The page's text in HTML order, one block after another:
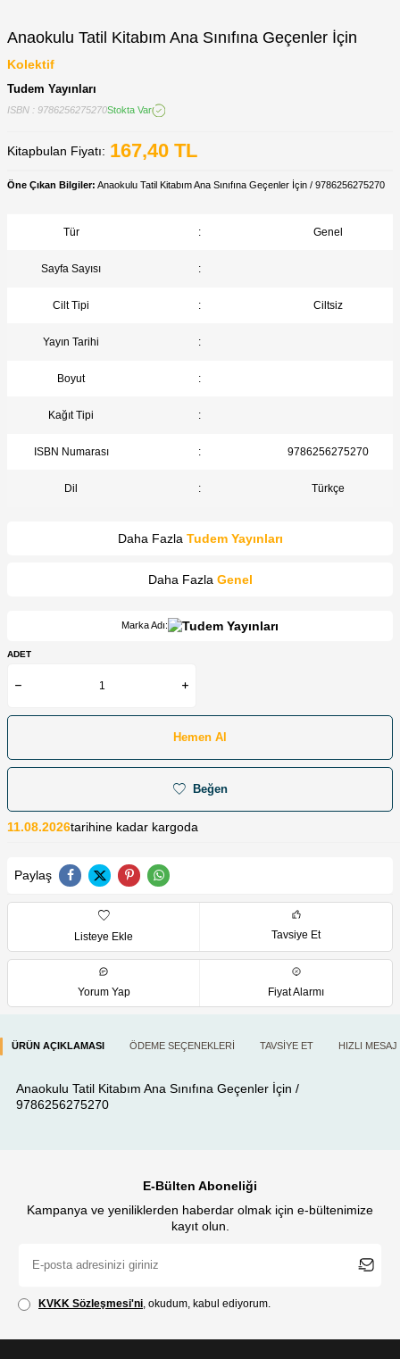
Anaokulu Tatil Kitabım Ana Sınıfına Geçenler İçin
Kolektif
Tudem Yayınları
ISBN : 9786256275270Stokta Var
Kitapbulan Fiyatı: 167,40 TL
Öne Çıkan Bilgiler: Anaokulu Tatil Kitabım Ana Sınıfına Geçenler İçin / 9786256275270
Tür : Genel
Sayfa Sayısı :
Cilt Tipi : Ciltsiz
Yayın Tarihi :
Boyut :
Kağıt Tipi :
ISBN Numarası : 9786256275270
Dil : Türkçe
Daha Fazla Tudem Yayınları
Daha Fazla Genel
Marka Adı:
ADET
Hemen Al
Beğen
11.08.2026tarihine kadar kargoda
Paylaş
Listeye Ekle Tavsiye Et
Yorum Yap Fiyat Alarmı
ÜRÜN AÇIKLAMASI ÖDEME SEÇENEKLERI TAVSIYE ET HIZLI MESAJ
Anaokulu Tatil Kitabım Ana Sınıfına Geçenler İçin /
9786256275270
E-Bülten Aboneliği
Kampanya ve yeniliklerden haberdar olmak için e-bültenimize
kayıt olun.
KVKK Sözleşmesi'ni , okudum, kabul ediyorum.